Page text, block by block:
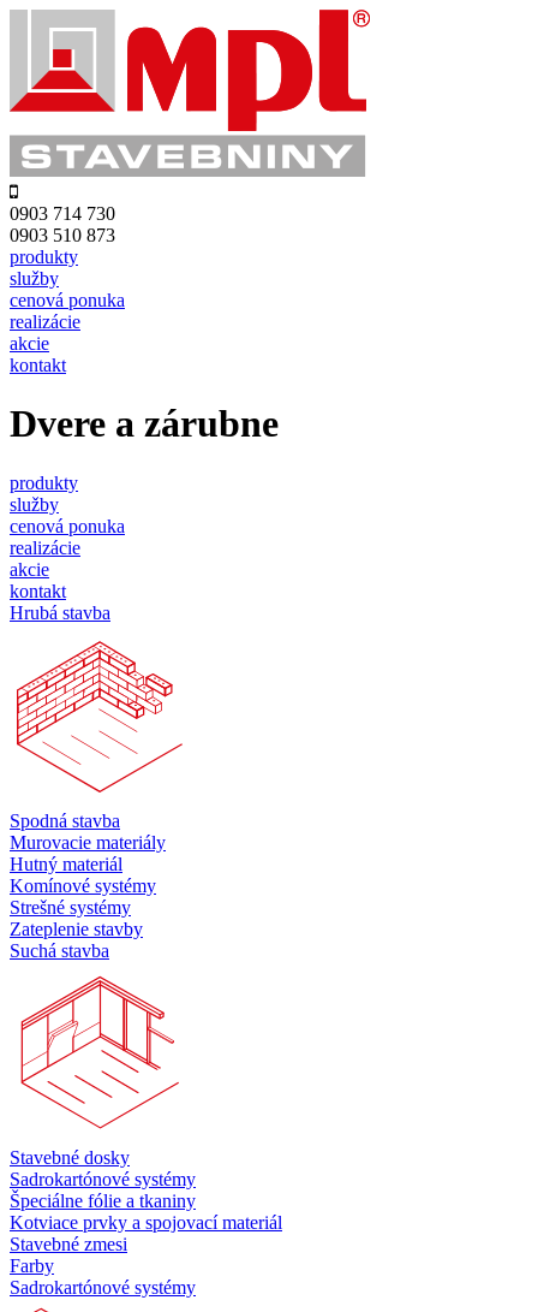
0903 714 730
0903 510 873
produkty
služby
cenová ponuka
realizácie
akcie
kontakt
Dvere a zárubne
produkty
služby
cenová ponuka
realizácie
akcie
kontakt
Hrubá stavba
Spodná stavba
Murovacie materiály
Hutný materiál
Komínové systémy
Strešné systémy
Zateplenie stavby
Suchá stavba
Stavebné dosky
Sadrokartónové systémy
Špeciálne fólie a tkaniny
Kotviace prvky a spojovací materiál
Stavebné zmesi
Farby
Sadrokartónové systémy